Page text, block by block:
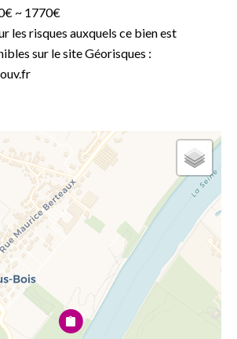
~ 1770€
les risques auxquels ce bien est
sur le site Géorisques :